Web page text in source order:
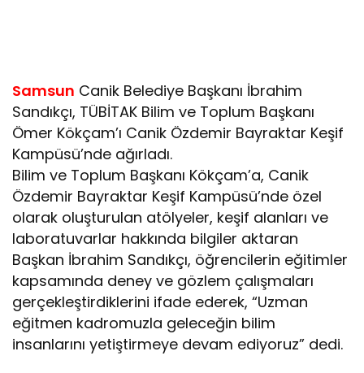
Samsun Canik Belediye Başkanı İbrahim
Sandıkçı, TÜBİTAK Bilim ve Toplum Başkanı
Ömer Kökçam’ı Canik Özdemir Bayraktar Keşif
Kampüsü’nde ağırladı.
Bilim ve Toplum Başkanı Kökçam’a, Canik
Özdemir Bayraktar Keşif Kampüsü’nde özel
olarak oluşturulan atölyeler, keşif alanları ve
laboratuvarlar hakkında bilgiler aktaran
Başkan İbrahim Sandıkçı, öğrencilerin eğitimler
kapsamında deney ve gözlem çalışmaları
gerçekleştirdiklerini ifade ederek, “Uzman
eğitmen kadromuzla geleceğin bilim
insanlarını yetiştirmeye devam ediyoruz” dedi.